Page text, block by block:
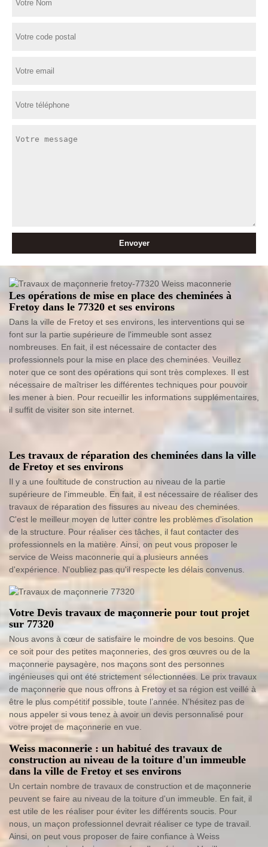
Les opérations de mise en place des cheminées à
Fretoy dans le 77320 et ses environs
Dans la ville de Fretoy et ses environs, les interventions qui se
font sur la partie supérieure de l'immeuble sont assez
nombreuses. En fait, il est nécessaire de contacter des
professionnels pour la mise en place des cheminées. Veuillez
noter que ce sont des opérations qui sont très complexes. Il est
nécessaire de maîtriser les différentes techniques pour pouvoir
les mener à bien. Pour recueillir les informations supplémentaires,
il suffit de visiter son site internet.
Les travaux de réparation des cheminées dans la ville
de Fretoy et ses environs
Il y a une foultitude de construction au niveau de la partie
supérieure de l'immeuble. En fait, il est nécessaire de réaliser des
travaux de réparation des fissures au niveau des cheminées.
C'est le meilleur moyen de lutter contre les problèmes d'isolation
de la structure. Pour réaliser ces tâches, il faut contacter des
professionnels en la matière. Ainsi, on peut vous proposer le
service de Weiss maconnerie qui a plusieurs années
d'expérience. N'oubliez pas qu'il respecte les délais convenus.
Votre Devis travaux de maçonnerie pour tout projet
sur 77320
Nous avons à cœur de satisfaire le moindre de vos besoins. Que
ce soit pour des petites maçonneries, des gros œuvres ou de la
maçonnerie paysagère, nos maçons sont des personnes
ingénieuses qui ont été strictement sélectionnées. Le prix travaux
de maçonnerie que nous offrons à Fretoy et sa région est veillé à
être le plus compétitif possible, toute l’année. N’hésitez pas de
nous appeler si vous tenez à avoir un devis personnalisé pour
votre projet de maçonnerie en vue.
Weiss maconnerie : un habitué des travaux de
construction au niveau de la toiture d'un immeuble
dans la ville de Fretoy et ses environs
Un certain nombre de travaux de construction et de maçonnerie
peuvent se faire au niveau de la toiture d'un immeuble. En fait, il
est utile de les réaliser pour éviter les différents soucis. Pour
nous, un maçon professionnel devrait réaliser ce type de travail.
Ainsi, on peut vous proposer de faire confiance à Weiss